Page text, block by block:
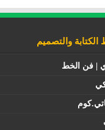
والتصميم
| فن الخط